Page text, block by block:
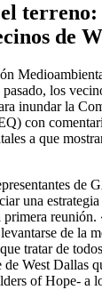
de
los
inundar la
con
a que
de
una
primera
de la
tratar de
West Dallas
of Hope- a